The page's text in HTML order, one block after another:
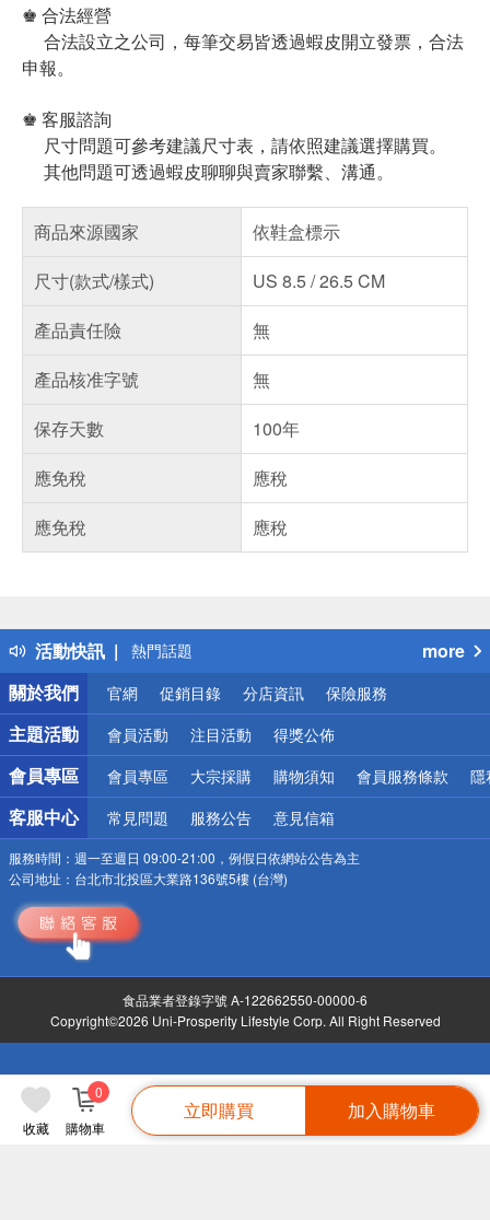
收藏 購物車
0
立即購買 加入購物車
♚ 合法經營
合法設立之公司，每筆交易皆透過蝦皮開立發票，合法
申報。
♚ 客服諮詢
尺寸問題可參考建議尺寸表，請依照建議選擇購買。
其他問題可透過蝦皮聊聊與賣家聯繫、溝通。
商品來源國家
依鞋盒標示
尺寸(款式/樣式)
US 8.5 / 26.5 CM
產品責任險
無
產品核准字號
無
保存天數
100年
應免稅
應稅
應免稅
應稅
活動快訊
得獎公告
熱門話題
銀行優惠
偏遠地區配送
詐騙網頁！請小心！
more
關於我們
官網 促銷目錄 分店資訊 保險服務
主題活動 會員活動 注目活動 得獎公佈
會員專區 會員專區 大宗採購 購物須知 會員服務條款 隱
客服中心 常見問題 服務公告 意見信箱
服務時間： 週一至週日 09:00-21:00，例假日依網站公告為主
公司地址： 台北市北投區大業路136號5樓 (台灣)
食品業者登錄字號 A-122662550-00000-6
Copyright©2026 Uni-Prosperity Lifestyle Corp. All Right Reserved